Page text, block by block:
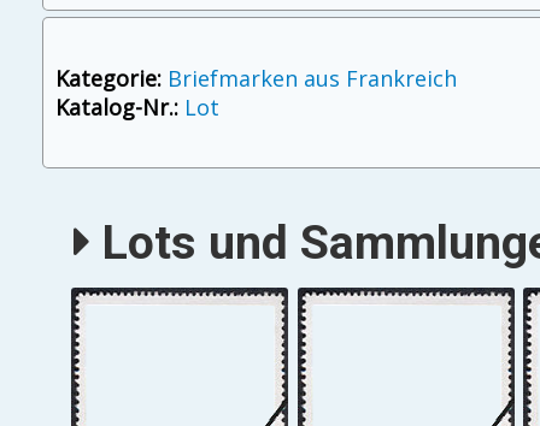
Kategorie: Briefmarken aus Frankreich
Katalog-Nr.: Lot
Lots und